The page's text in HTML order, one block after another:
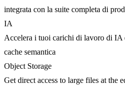
integrata con la suite completa di
IA
Accelera i tuoi carichi di lavoro di IA
cache semantica
Object Storage
Get direct access to large files at the